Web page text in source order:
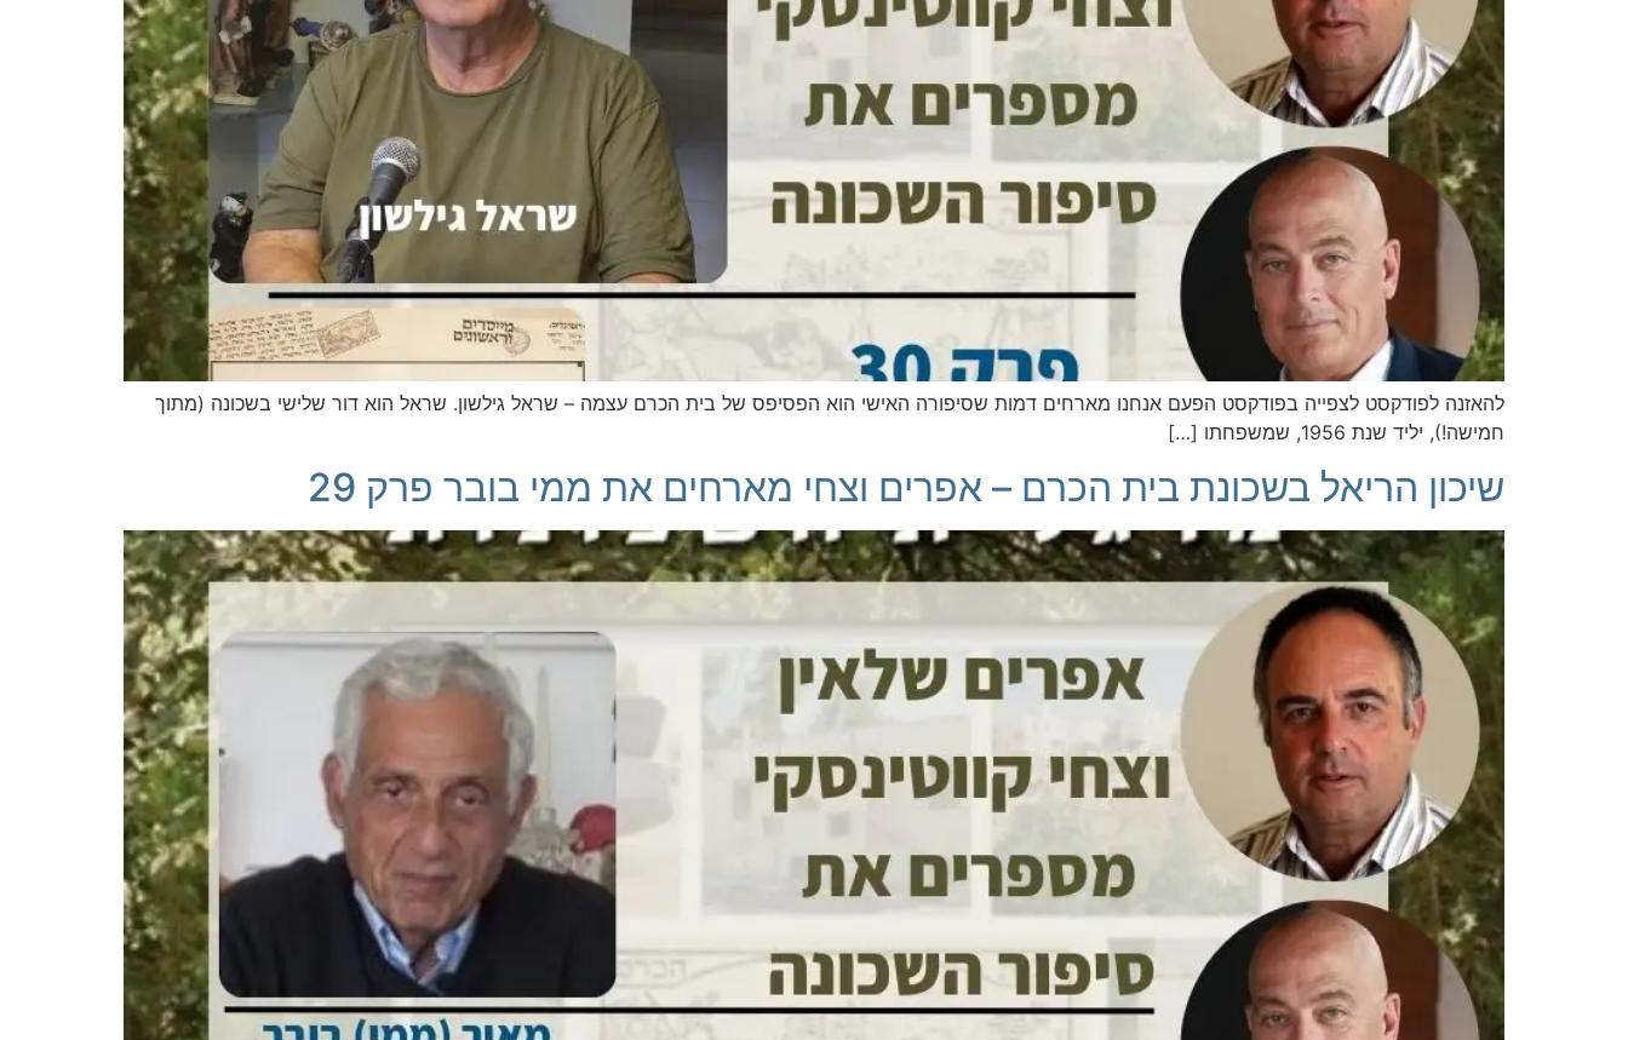
להאזנה לפודקסט לצפייה בפודקסט הפעם אנחנו מארחים דמות שסיפורה האישי הוא הפסיפס של בית הכרם עצמה – שראל גילשון. שראל הוא דור שלישי בשכונה (מתוך
חמישה!), יליד שנת 1956, שמשפחתו […]
שיכון הריאל בשכונת בית הכרם – אפרים וצחי מארחים את ממי בובר פרק 29